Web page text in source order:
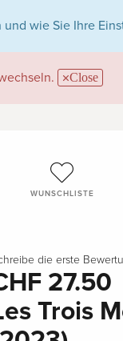
wie Sie Ihre
Close
WUNSCHLISTE
die erste
27.50
Trois